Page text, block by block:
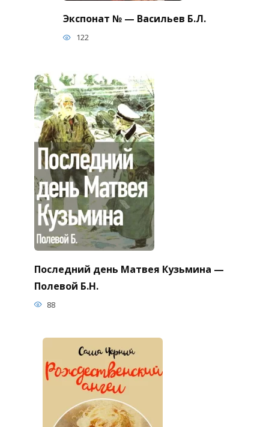
Экспонат № — Васильев Б.Л.
122
Последний день Матвея Кузьмина —
Полевой Б.Н.
88